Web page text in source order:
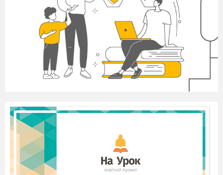
природи. Починаючи з моменту заснування,
ми маємо чіткі
завдання. Вони включають
охорону біорізноманіття шляхом проведення
природоохоронних заходів та якнайширшого
розповсюдження інформації, яка стосується
екологічних проблем навколишнього
першоосновою для сприяння активній участі
громадськості в збалансованому використанні
природних ресурсів.
Наші принципи:свобода, рівність,
солідарність, толерантність та повага до